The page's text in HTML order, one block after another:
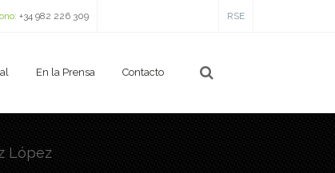
+34 982 226 309 RSE
En la Prensa Contacto
López